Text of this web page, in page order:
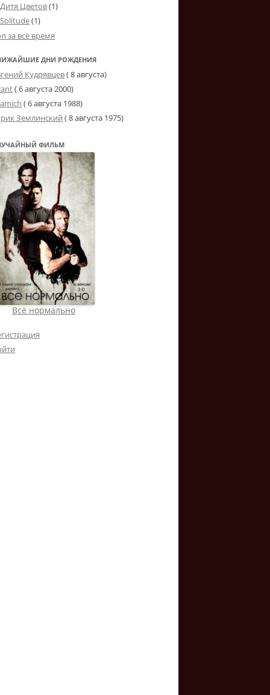
Дитя Цветов(1)
Solitude(1)
за всё время
ДНИ РОЖДЕНИЯ
Кудрявцев( 8 августа)
(6 августа 2000)
(6 августа 1988)
Землинский (8 августа 1975)
ФИЛЬМ
Всё нормально